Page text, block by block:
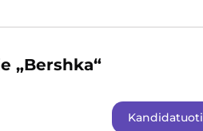
„Bershka“
Kandidatuoti